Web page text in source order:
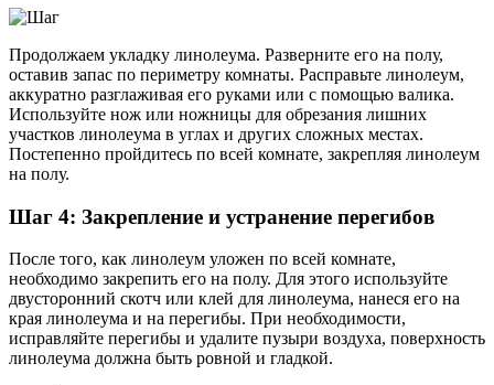
Продолжаем укладку линолеума. Разверните его на полу,
оставив запас по периметру комнаты. Расправьте линолеум,
аккуратно разглаживая его руками или с помощью валика.
Используйте нож или ножницы для обрезания лишних
участков линолеума в углах и других сложных местах.
Постепенно пройдитесь по всей комнате, закрепляя линолеум
на полу.
Шаг 4: Закрепление и устранение перегибов
После того, как линолеум уложен по всей комнате,
необходимо закрепить его на полу. Для этого используйте
двусторонний скотч или клей для линолеума, нанеся его на
края линолеума и на перегибы. При необходимости,
исправляйте перегибы и удалите пузыри воздуха, поверхность
линолеума должна быть ровной и гладкой.